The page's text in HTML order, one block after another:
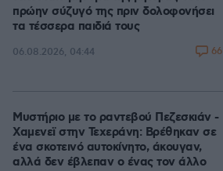
πρώην σύζυγό της πριν δολοφονήσει
τα τέσσερα παιδιά τους
06.08.2026, 04:44 66
Μυστήριο με το ραντεβού Πεζεσκιάν -
Χαμενεϊ στην Τεχεράνη: Βρέθηκαν σε
ένα σκοτεινό αυτοκίνητο, άκουγαν,
αλλά δεν έβλεπαν ο ένας τον άλλο